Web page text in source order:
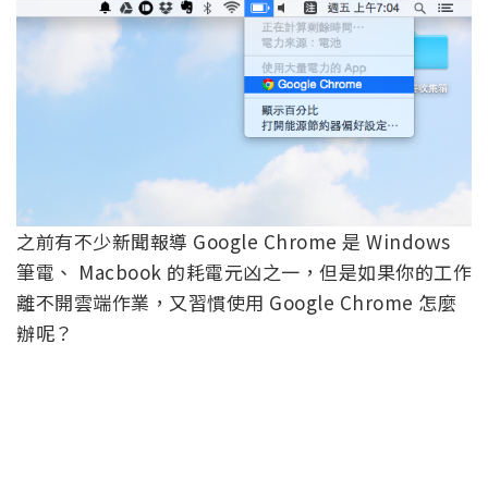
之前有不少新聞報導 Google Chrome 是 Windows
筆電、 Macbook 的耗電元凶之一，但是如果你的工作
離不開雲端作業，又習慣使用 Google Chrome 怎麼
辦呢？